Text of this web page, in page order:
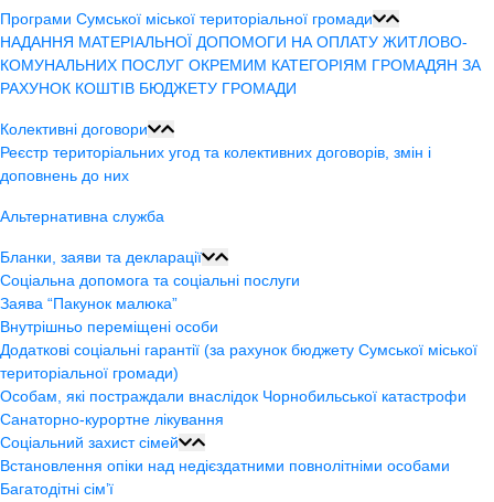
Програми Сумської міської територіальної громади
НАДАННЯ МАТЕРІАЛЬНОЇ ДОПОМОГИ НА ОПЛАТУ ЖИТЛОВО-
КОМУНАЛЬНИХ ПОСЛУГ ОКРЕМИМ КАТЕГОРІЯМ ГРОМАДЯН ЗА
РАХУНОК КОШТІВ БЮДЖЕТУ ГРОМАДИ
Колективні договори
Реєстр територіальних угод та колективних договорів, змін і
доповнень до них
Альтернативна служба
Бланки, заяви та декларації
Соціальна допомога та соціальні послуги
Заява “Пакунок малюка”
Внутрішньо переміщені особи
Додаткові соціальні гарантії (за рахунок бюджету Сумської міської
територіальної громади)
Особам, які постраждали внаслідок Чорнобильської катастрофи
Санаторно-курортне лікування
Соціальний захист сімей
Встановлення опіки над недієздатними повнолітніми особами
Багатодітні сім’ї